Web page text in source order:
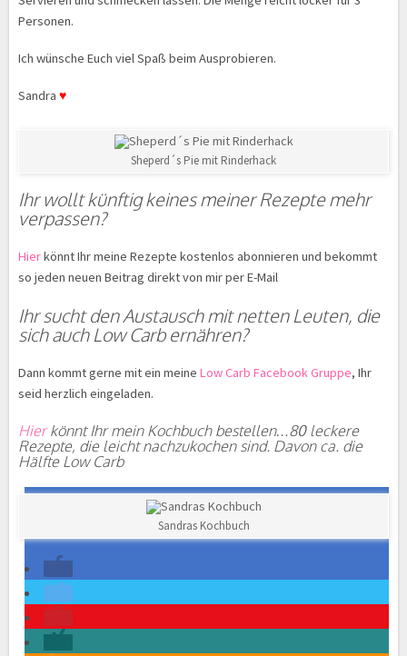
Personen.
Ich wünsche Euch viel Spaß beim Ausprobieren.
Sandra ♥
Sheperd´s Pie mit Rinderhack
Ihr wollt künftig keines meiner Rezepte mehr
verpassen?
Hierkönnt Ihr meine Rezepte kostenlos abonnieren und bekommt
so jeden neuen Beitrag direkt von mir per E-Mail
Ihr sucht den Austausch mit netten Leuten, die
sich auch Low Carb ernähren?
Dann kommt gerne mit ein meine Low Carb Facebook Gruppe, Ihr
seid herzlich eingeladen.
Hierkönnt Ihr mein Kochbuch bestellen…80 leckere
Rezepte, die leicht nachzukochen sind. Davon ca. die
Hälfte Low Carb
Sandras Kochbuch